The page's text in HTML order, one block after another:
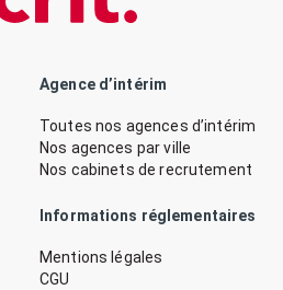
Agence d’intérim
Toutes nos agences d’intérim
Nos agences par ville
Nos cabinets de recrutement
Informations réglementaires
Mentions légales
CGU